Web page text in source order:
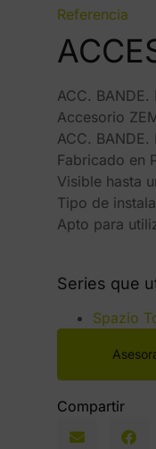
Referencia
ACC. BANDE.
Accesorio
ACC. BANDE.
Fabricado en
Visible hasta
Tipo de
Apto para
Series que
Spazio
Compartir